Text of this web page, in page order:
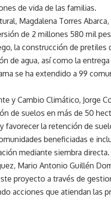
de vida de las familias.
Magdalena Torres
de 2 millones 580 mil
la construcción de pretiles
de agua, así como la entrega
se ha extendido a 99
y Cambio Climático, Jorge
de suelos en más de 50
la retención de
beneficiadas e
mediante siembra directa.
Mario Antonio Guillén
proyecto a través de
acciones que atiendan las